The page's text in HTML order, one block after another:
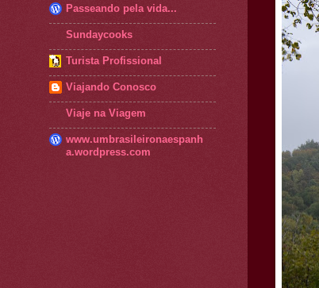
Passeando pela vida...
Sundaycooks
Turista Profissional
Viajando Conosco
Viaje na Viagem
www.umbrasileironaespanh
a.wordpress.com